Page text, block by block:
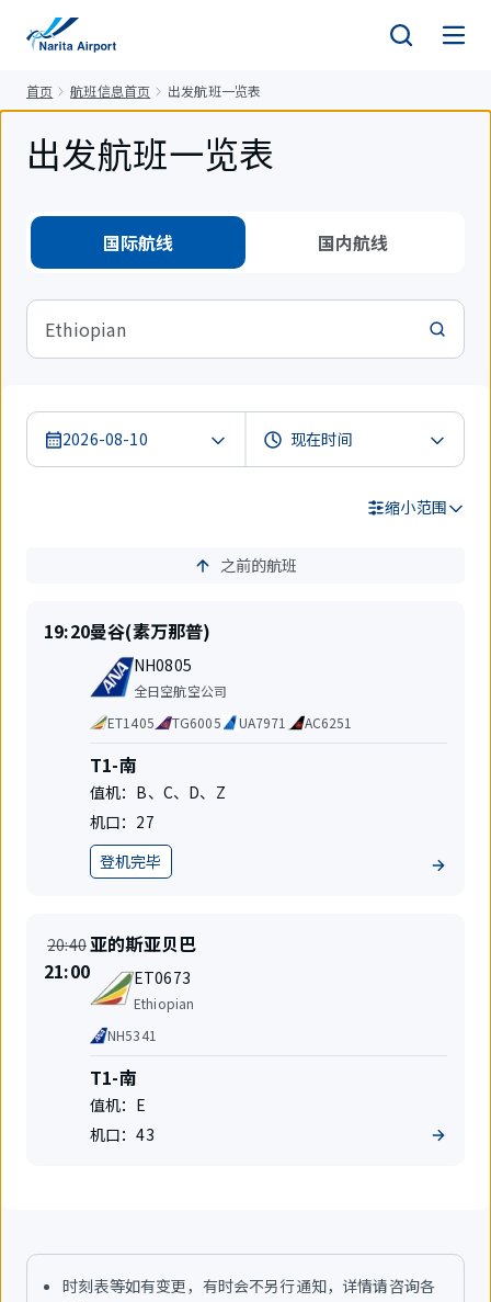
首页 航班信息首页 出发航班一览表
出发航班一览表
国际航线 国内航线
Ethiopian
2026-08-10
缩小范围
结
果
之前的航班
准
时
19:20目
的
曼谷(素万那普)
航
班
号
NH0805
航
公
司
全日空航空公司
代
码
共
享
航
班
ET1405 TG6005 UA7971 AC6251
航
站
楼
T1-南
值机： B、 C、 D、 Z
机口： 27
地登机完毕
准
时
起
20:40
时
间
21:00
目
的
地
亚的斯亚贝巴
航
班
号
ET0673
航
公
司
Ethiopian
代
码
共
享
航
班
NH5341
航
站
楼
T1-南
值机： E
机口：43
时刻表等如有变更，有时会不另行通知，详情请咨询各